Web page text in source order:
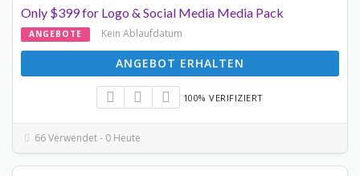
Only $399 for Logo & Social Media Media Pack
ANGEBOTE Kein Ablaufdatum
ANGEBOT ERHALTEN
100% VERIFIZIERT
66 Verwendet - 0 Heute